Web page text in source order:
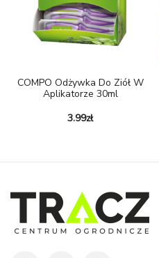
COMPO Odżywka Do Ziół W
Aplikatorze 30ml
3.99zł